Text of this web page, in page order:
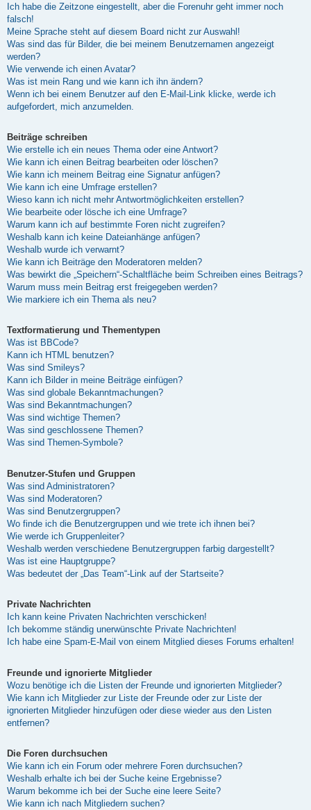
Ich habe die Zeitzone eingestellt, aber die Forenuhr geht immer noch
falsch!
Meine Sprache steht auf diesem Board nicht zur Auswahl!
Was sind das für Bilder, die bei meinem Benutzernamen angezeigt
werden?
Wie verwende ich einen Avatar?
Was ist mein Rang und wie kann ich ihn ändern?
Wenn ich bei einem Benutzer auf den E-Mail-Link klicke, werde ich
aufgefordert, mich anzumelden.
Beiträge schreiben
Wie erstelle ich ein neues Thema oder eine Antwort?
Wie kann ich einen Beitrag bearbeiten oder löschen?
Wie kann ich meinem Beitrag eine Signatur anfügen?
Wie kann ich eine Umfrage erstellen?
Wieso kann ich nicht mehr Antwortmöglichkeiten erstellen?
Wie bearbeite oder lösche ich eine Umfrage?
Warum kann ich auf bestimmte Foren nicht zugreifen?
Weshalb kann ich keine Dateianhänge anfügen?
Weshalb wurde ich verwarnt?
Wie kann ich Beiträge den Moderatoren melden?
Was bewirkt die „Speichern“-Schaltfläche beim Schreiben eines Beitrags?
Warum muss mein Beitrag erst freigegeben werden?
Wie markiere ich ein Thema als neu?
Textformatierung und Thementypen
Was ist BBCode?
Kann ich HTML benutzen?
Was sind Smileys?
Kann ich Bilder in meine Beiträge einfügen?
Was sind globale Bekanntmachungen?
Was sind Bekanntmachungen?
Was sind wichtige Themen?
Was sind geschlossene Themen?
Was sind Themen-Symbole?
Benutzer-Stufen und Gruppen
Was sind Administratoren?
Was sind Moderatoren?
Was sind Benutzergruppen?
Wo finde ich die Benutzergruppen und wie trete ich ihnen bei?
Wie werde ich Gruppenleiter?
Weshalb werden verschiedene Benutzergruppen farbig dargestellt?
Was ist eine Hauptgruppe?
Was bedeutet der „Das Team“-Link auf der Startseite?
Private Nachrichten
Ich kann keine Privaten Nachrichten verschicken!
Ich bekomme ständig unerwünschte Private Nachrichten!
Ich habe eine Spam-E-Mail von einem Mitglied dieses Forums erhalten!
Freunde und ignorierte Mitglieder
Wozu benötige ich die Listen der Freunde und ignorierten Mitglieder?
Wie kann ich Mitglieder zur Liste der Freunde oder zur Liste der
ignorierten Mitglieder hinzufügen oder diese wieder aus den Listen
entfernen?
Die Foren durchsuchen
Wie kann ich ein Forum oder mehrere Foren durchsuchen?
Weshalb erhalte ich bei der Suche keine Ergebnisse?
Warum bekomme ich bei der Suche eine leere Seite?
Wie kann ich nach Mitgliedern suchen?